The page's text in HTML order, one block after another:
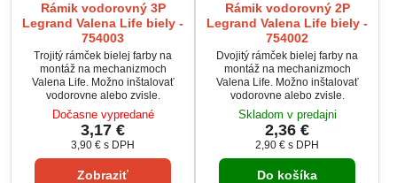
Rámik vodorovný 3P
Legrand Valena Life biely -
754003
Trojitý rámček bielej farby na
montáž na mechanizmoch
Valena Life. Možno inštalovať
vodorovne alebo zvisle.
Dočasne vypredané
3,17 €
3,90 € s DPH
Zobraziť
Rámik vodorovný 2P
Legrand Valena Life biely -
754002
Dvojitý rámček bielej farby na
montáž na mechanizmoch
Valena Life. Možno inštalovať
vodorovne alebo zvisle.
Skladom v predajni
2,36 €
2,90 € s DPH
Do košíka